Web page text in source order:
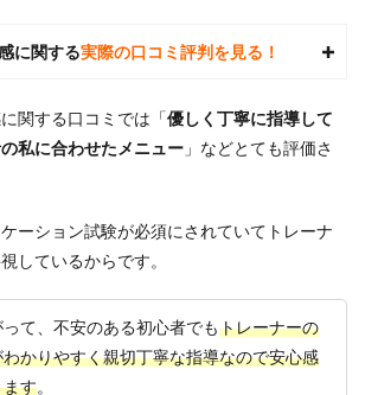
に関する実際の口コミ評判を見る！
関する口コミでは「優しく丁寧に指導して
私に合わせたメニュー 」などとても評価さ
ーション試験が必須にされていてトレーナ
しているからです。
って、不安のある初心者でもトレーナーの
かりやすく親切丁寧な指導なので安心感
す。